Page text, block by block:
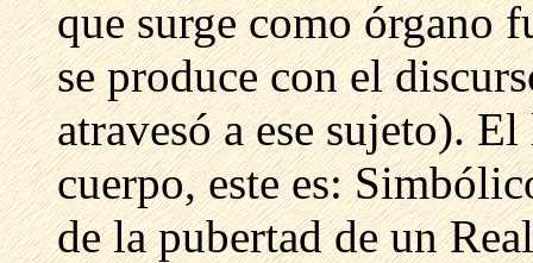
que surge como órgano
se produce con el
atravesó a ese sujeto).
cuerpo, este es:
de la pubertad de un